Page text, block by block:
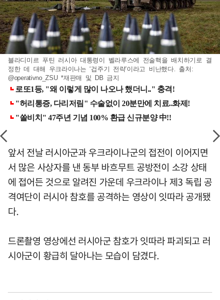
블라디미르 푸틴 러시아 대통령이 벨라루스에 전술핵을 배치하기로 결
정한 데 대해 우크라이나는 ‘겁주기 전략’이라고 비난했다. 출처:
@operativno_ZSU *재판매 및 DB 금지
앞서 전날 러시아군과 우크라이나군의 접전이 이어지면
서 많은 사상자를 낸 동부 바흐무트 공방전이 소강 상태
에 접어든 것으로 알려진 가운데 우크라이나 제3 독립 공
격여단이 러시아 참호를 공격하는 영상이 잇따라 공개됐
다.
드론촬영 영상에선 러시아군 참호가 잇따라 파괴되고 러
시아군이 황급히 달아나는 모습이 담겼다.